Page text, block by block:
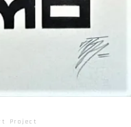
Project